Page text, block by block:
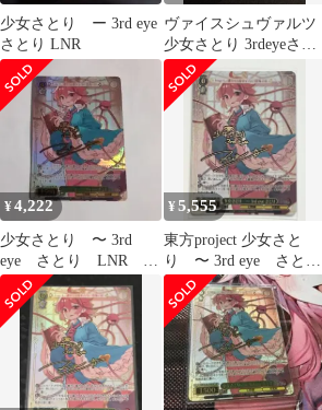
少女さとり ー 3rd eye
さとり LNR
ヴァイスシュヴァルツ
少女さとり 3rdeyeさと
りLNR 東方Project
¥4,222
少女さとり 〜 3rd
eye さとり LNR 東
方Project ヴァイス
¥5,555
東方project 少女さと
り 〜 3rd eye さと
り LNR 古明地さとり